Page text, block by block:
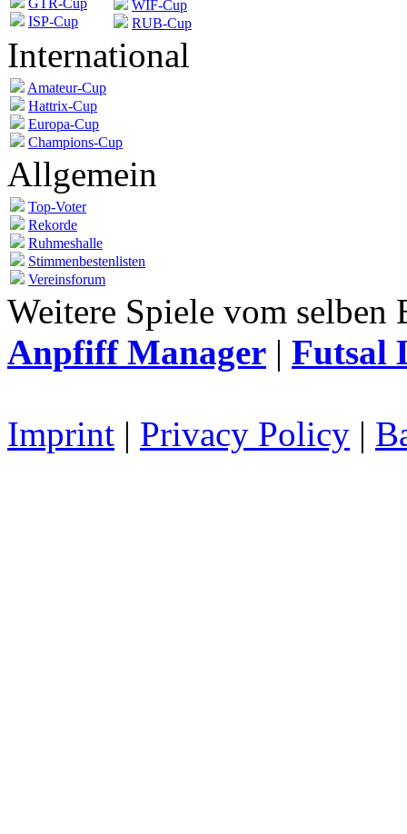
GTR-Cup
ISP-Cup
WIF-Cup
RUB-Cup
International
Amateur-Cup
Hattrix-Cup
Europa-Cup
Champions-Cup
Allgemein
Top-Voter
Rekorde
Ruhmeshalle
Stimmenbestenlisten
Vereinsforum
Weitere Spiele vom
Anpfiff Manager | Futsal
Imprint | Privacy Policy |